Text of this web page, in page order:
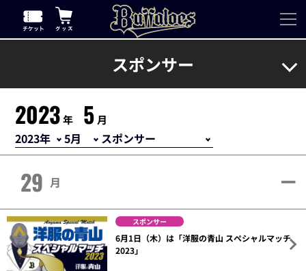
スポンサー
2023 年 5 月
29 月
スポンサー
6月1日（木）は「洋服の青山 スペシャルマッチ
2023」